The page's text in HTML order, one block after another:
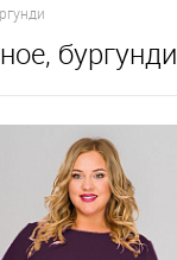
бургунди